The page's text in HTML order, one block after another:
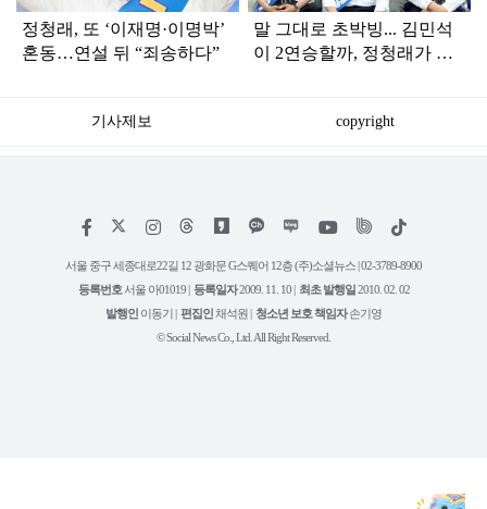
정청래, 또 ‘이재명·이명박’
혼동…연설 뒤 “죄송하다”
말 그대로 초박빙... 김민석
이 2연승할까, 정청래가 재
기사제보 copyright
페
스
인
타
램
위
트
유
튜
틱
서울 중구 세종대로22길 12 광화문 G스퀘어 12층 (주)소셜뉴스 | 02-3789-8900
등록번호서울 아01019 | 등록일자2009. 11. 10 | 최초 발행일 2010. 02. 02
발행인 이동기 | 편집인채석원 | 청소년 보호 책임자손기영
© Social News Co., Ltd. All Right Reserved.